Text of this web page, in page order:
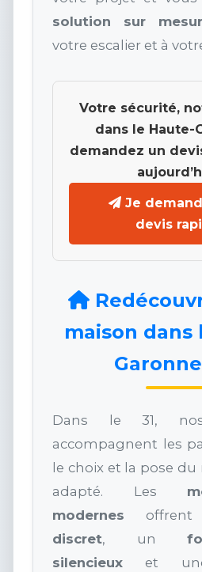
solution sur
votre escalier et à
Votre sécurité,
dans le Haute-
demandez un
Je
devis
maison dans
Garonne
Dans le 31, nos
accompagnent les
le choix et la pose
adapté. Les
modernes
discret, un
silencieux et